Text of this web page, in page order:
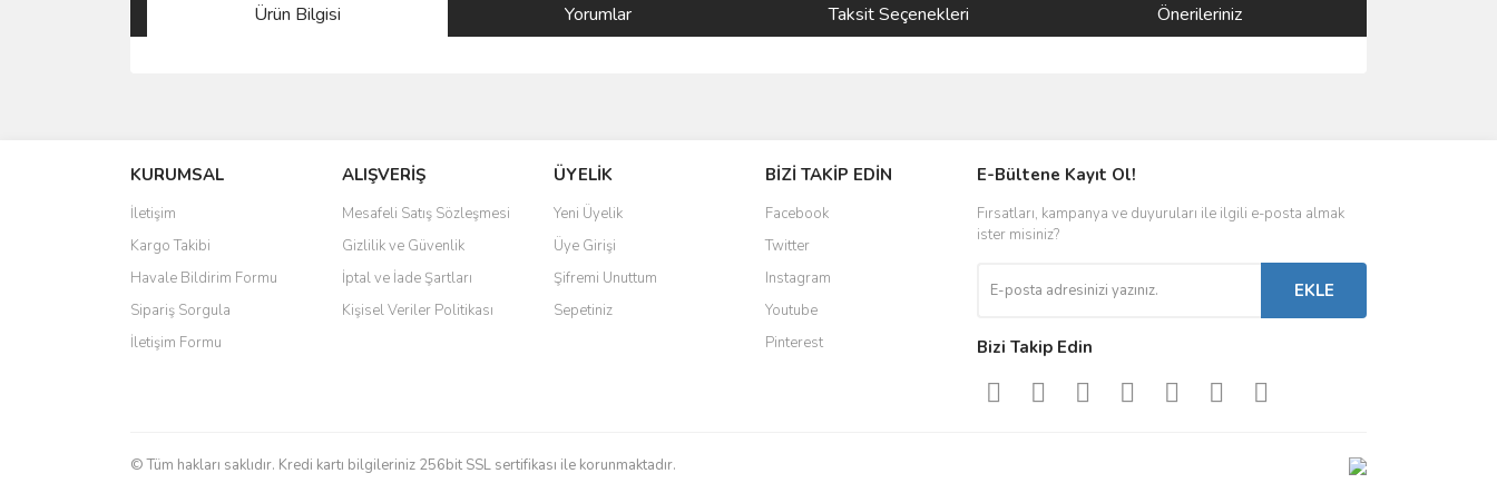
Ürün Bilgisi Yorumlar Taksit Seçenekleri Önerileriniz
Ürün resmi kalitesiz, bozuk veya görüntülenemiyor.
Ürün açıklamasında eksik bilgiler bulunuyor.
Ürün bilgilerinde hatalar bulunuyor.
Ürün fiyatı diğer sitelerden daha pahalı.
Bu ürüne benzer farklı alternatifler olmalı.
KURUMSAL
İletişim
Kargo Takibi
Havale Bildirim Formu
Sipariş Sorgula
İletişim Formu
ALIŞVERİŞ
Mesafeli Satış Sözleşmesi
Gizlilik ve Güvenlik
İptal ve İade Şartları
Kişisel Veriler Politikası
ÜYELİK
Yeni Üyelik
Üye Girişi
Şifremi Unuttum
Sepetiniz
BİZİ TAKİP EDİN
Facebook
Twitter
Instagram
Youtube
Pinterest
E-Bültene Kayıt Ol!
Fırsatları, kampanya ve duyuruları ile ilgili e-posta almak
ister misiniz?
EKLE
Bizi Takip Edin
© Tüm hakları saklıdır. Kredi kartı bilgileriniz 256bit SSL sertifikası ile korunmaktadır.